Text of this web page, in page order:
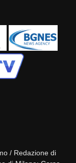
/ Redazione di